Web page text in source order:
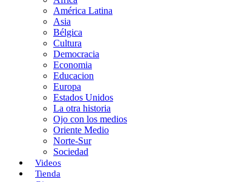
i
r
América Latina
Asia
Bélgica
Cultura
Democracia
Economia
Educacion
Europa
Estados Unidos
La otra historia
Ojo con los medios
Oriente Medio
Norte-Sur
Sociedad
Videos
Tienda